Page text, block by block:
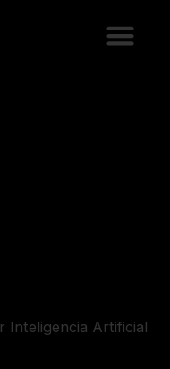
Inteligencia Artificial